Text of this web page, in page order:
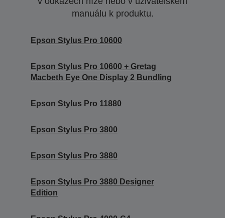
manuálu k produktu.
Epson Stylus Pro 10600
Epson Stylus Pro 10600 + Gretag
Macbeth Eye One Display 2 Bundling
Epson Stylus Pro 11880
Epson Stylus Pro 3800
Epson Stylus Pro 3880
Epson Stylus Pro 3880 Designer
Edition